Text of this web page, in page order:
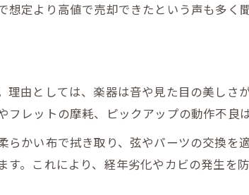
をチェックするコツ
ターを簡単に売却する流れ
回収依頼のポイント
意点とトラブル防止策
対応業者の選び方
のメリットと活用法
定より高値で売却できたという声も多く聞
由としては、楽器は音や見た目の美しさ
レットの摩耗、ピックアップの動作不良
かい布で拭き取り、弦やパーツの交換を
。これにより、経年劣化やカビの発生を